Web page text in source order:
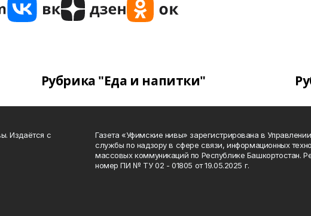
Рубрика "Еда и напитки"
Издаётся с
Газета «Уфимские нивы» зарегистрирована в
службы по надзору в сфере связи, информационных
массовых коммуникаций по Республике Башкортостан.
номер ПИ № ТУ 02 - 01805 от 19.05.2025 г.